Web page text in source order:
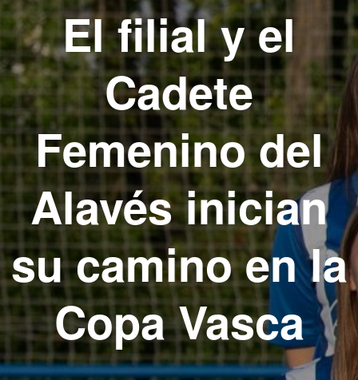
El filial y el
Cadete
Femenino del
Alavés inician
su camino en la
Copa Vasca